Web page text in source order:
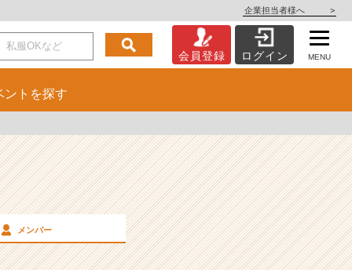
企業担当者様へ >
会員登録 ログイン MENU
ント を探す
メンバー